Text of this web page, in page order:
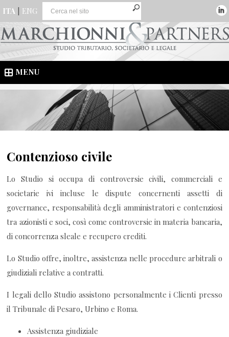
ITA ENG
MENU
Contenzioso civile
Lo Studio si occupa di controversie civili, commerciali e
societarie ivi incluse le dispute concernenti assetti di
governance, responsabilità degli amministratori e contenziosi
tra azionisti e soci, così come controversie in materia bancaria,
di concorrenza sleale e recupero crediti.
Lo Studio offre, inoltre, assistenza nelle procedure arbitrali o
giudiziali relative a contratti.
I legali dello Studio assistono personalmente i Clienti presso
il Tribunale di Pesaro, Urbino e Roma.
Assistenza giudiziale